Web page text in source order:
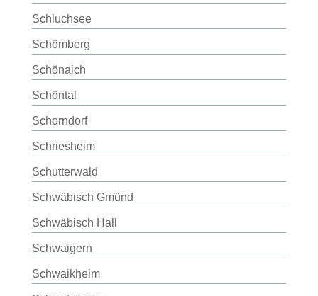
Schluchsee
Schömberg
Schönaich
Schöntal
Schorndorf
Schriesheim
Schutterwald
Schwäbisch Gmünd
Schwäbisch Hall
Schwaigern
Schwaikheim